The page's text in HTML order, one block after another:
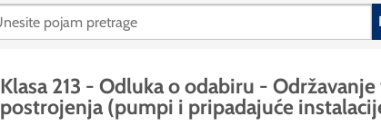
Klasa 213 - Odluka o odabiru -
postrojenja (pumpi i pripadajuće